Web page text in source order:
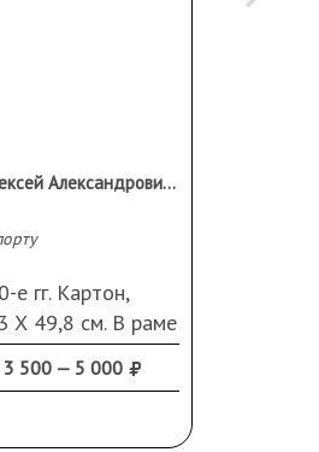
Дорохов Алексей Александрович (1927–1987 гг)
е гг. Картон,
Х 49,8 см. В раме
3 500 — 5 000